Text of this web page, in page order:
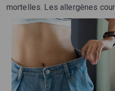
mortelles. Les allergènes